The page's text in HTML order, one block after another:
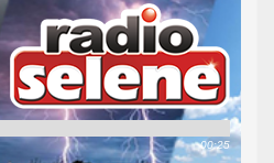
00:25